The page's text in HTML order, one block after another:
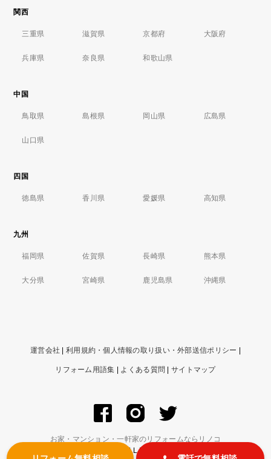
関西
三重県 滋賀県 京都府 大阪府
兵庫県 奈良県 和歌山県
中国
鳥取県 島根県 岡山県 広島県
山口県
四国
徳島県 香川県 愛媛県 高知県
九州
福岡県 佐賀県 長崎県 熊本県
大分県 宮崎県 鹿児島県 沖縄県
運営会社 | 利用規約・個人情報の取り扱い・外部送信ポリシー |
リフォーム用語集 | よくある質問 | サイトマップ
お家・マンション・一軒家のリフォームならリノコ
© ZIGExN Co., Ltd. ALL RIGHTS RESERVED.